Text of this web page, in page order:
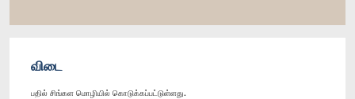
விடை
பதில் சிங்கள மொழியில் கொடுக்கப்பட்டுள்ளது.